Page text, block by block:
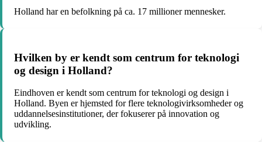
Holland har en befolkning på ca. 17 millioner mennesker.
Hvilken by er kendt som centrum for teknologi
og design i Holland?
Eindhoven er kendt som centrum for teknologi og design i
Holland. Byen er hjemsted for flere teknologivirksomheder og
uddannelsesinstitutioner, der fokuserer på innovation og
udvikling.